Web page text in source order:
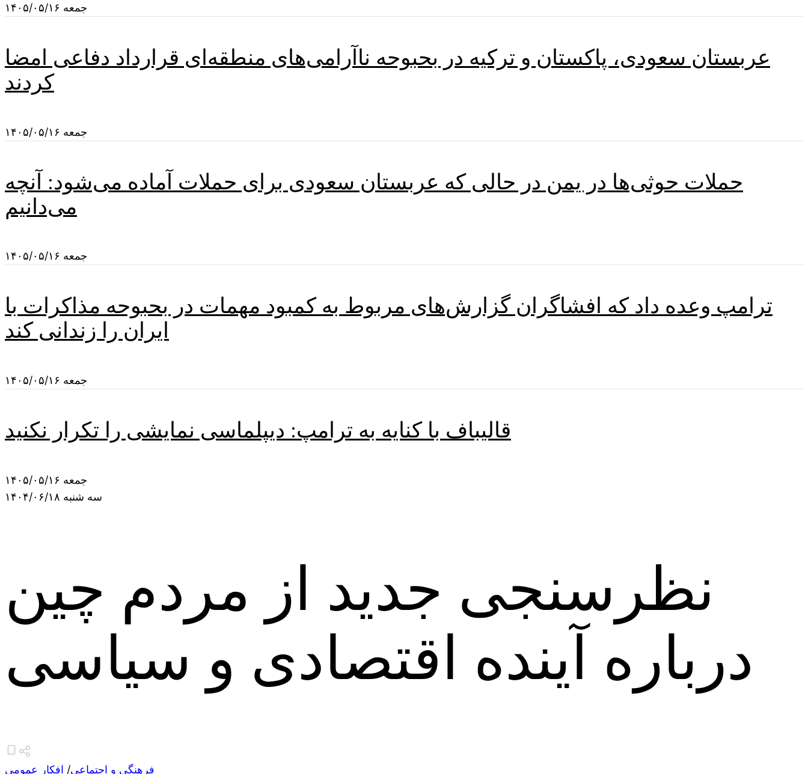
جمعه ۱۴۰۵/۰۵/۱۶
عربستان سعودی، پاکستان و ترکیه در بحبوحه ناآرامی‌های منطقه‌ای قرارداد دفاعی امضا
کردند
جمعه ۱۴۰۵/۰۵/۱۶
حملات حوثی‌ها در یمن در حالی که عربستان سعودی برای حملات آماده می‌شود: آنچه
می‌دانیم
جمعه ۱۴۰۵/۰۵/۱۶
ترامپ وعده داد که افشاگران گزارش‌های مربوط به کمبود مهمات در بحبوحه مذاکرات با
ایران را زندانی کند
جمعه ۱۴۰۵/۰۵/۱۶
قالیباف با کنایه به ترامپ: دیپلماسی نمایشی را تکرار نکنید
جمعه ۱۴۰۵/۰۵/۱۶
سه شنبه ۱۴۰۴/۰۶/۱۸
نظرسنجی جدید از مردم چین
درباره آینده اقتصادی و سیاسی
فرهنگی و اجتماعی/ افکار عمومی